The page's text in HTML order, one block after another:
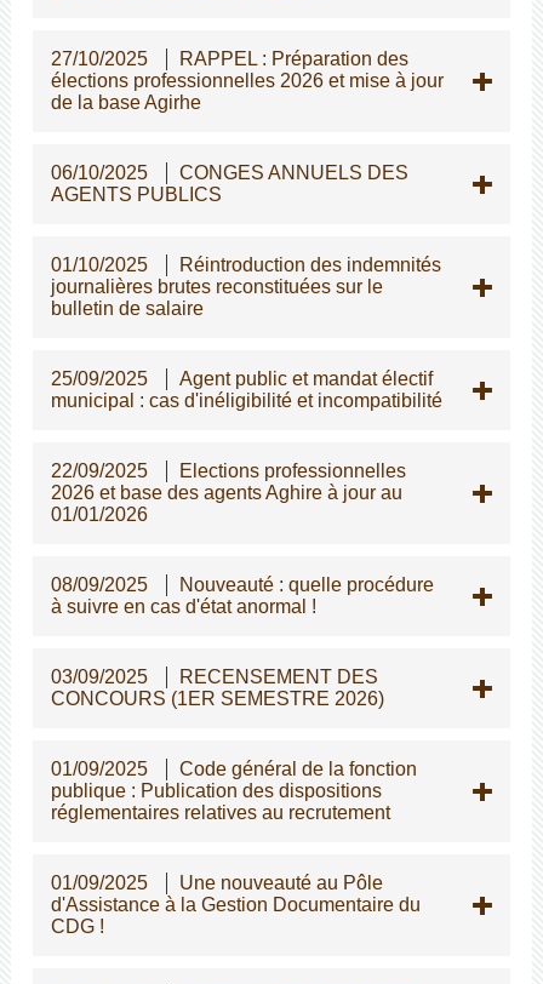
27/10/2025
RAPPEL : Préparation des
élections professionnelles 2026 et mise à jour
de la base Agirhe
06/10/2025
CONGES ANNUELS DES
AGENTS PUBLICS
01/10/2025
Réintroduction des indemnités
journalières brutes reconstituées sur le
bulletin de salaire
25/09/2025
Agent public et mandat électif
municipal : cas d'inéligibilité et incompatibilité
22/09/2025
Elections professionnelles
2026 et base des agents Aghire à jour au
01/01/2026
08/09/2025
Nouveauté : quelle procédure
à suivre en cas d'état anormal !
03/09/2025
RECENSEMENT DES
CONCOURS (1ER SEMESTRE 2026)
01/09/2025
Code général de la fonction
publique : Publication des dispositions
réglementaires relatives au recrutement
01/09/2025
Une nouveauté au Pôle
d'Assistance à la Gestion Documentaire du
CDG !